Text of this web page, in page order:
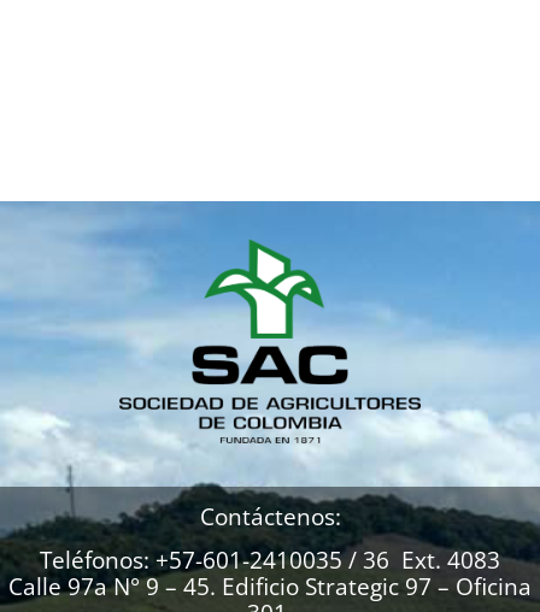
Contáctenos:
Teléfonos: +57-601-2410035 / 36 Ext. 4083
Calle 97a N° 9 – 45. Edificio Strategic 97 – Oficina